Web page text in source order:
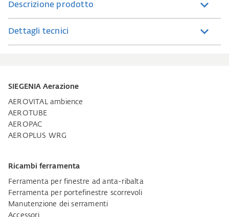
Descrizione prodotto
Dettagli tecnici
SIEGENIA Aerazione
AEROVITAL ambience
AEROTUBE
AEROPAC
AEROPLUS WRG
Ricambi ferramenta
Ferramenta per finestre ad anta-ribalta
Ferramenta per portefinestre scorrevoli
Manutenzione dei serramenti
Accessori